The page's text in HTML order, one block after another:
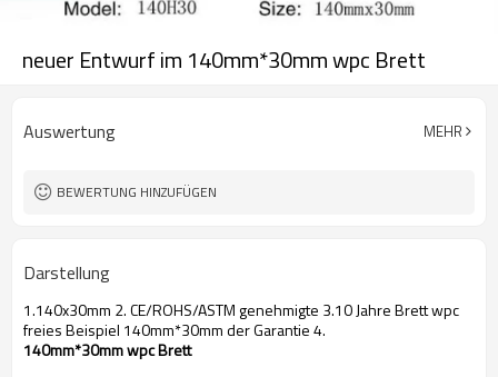
neuer Entwurf im 140mm*30mm wpc Brett
Auswertung MEHR
BEWERTUNG HINZUFÜGEN
Darstellung
1.140x30mm 2. CE/ROHS/ASTM genehmigte 3.10 Jahre Brett wpc
freies Beispiel 140mm*30mm der Garantie 4.
140mm*30mm wpc Brett